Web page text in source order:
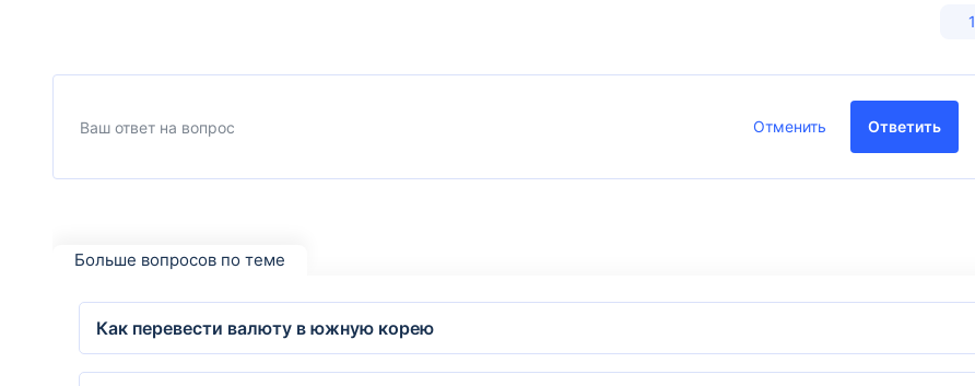
1
Отменить Ответить
Больше вопросов по теме
Как перевести валюту в южную корею